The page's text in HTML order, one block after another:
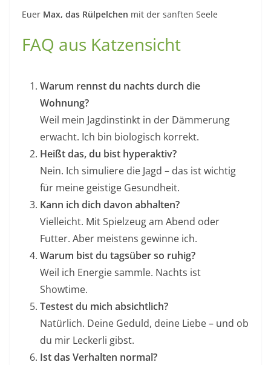
Euer Max, das Rülpelchen mit der sanften Seele
FAQ aus Katzensicht
Warum rennst du nachts durch die
Wohnung?
Weil mein Jagdinstinkt in der Dämmerung
erwacht. Ich bin biologisch korrekt.
Heißt das, du bist hyperaktiv?
Nein. Ich simuliere die Jagd – das ist wichtig
für meine geistige Gesundheit.
Kann ich dich davon abhalten?
Vielleicht. Mit Spielzeug am Abend oder
Futter. Aber meistens gewinne ich.
Warum bist du tagsüber so ruhig?
Weil ich Energie sammle. Nachts ist
Showtime.
Testest du mich absichtlich?
Natürlich. Deine Geduld, deine Liebe – und ob
du mir Leckerli gibst.
Ist das Verhalten normal?